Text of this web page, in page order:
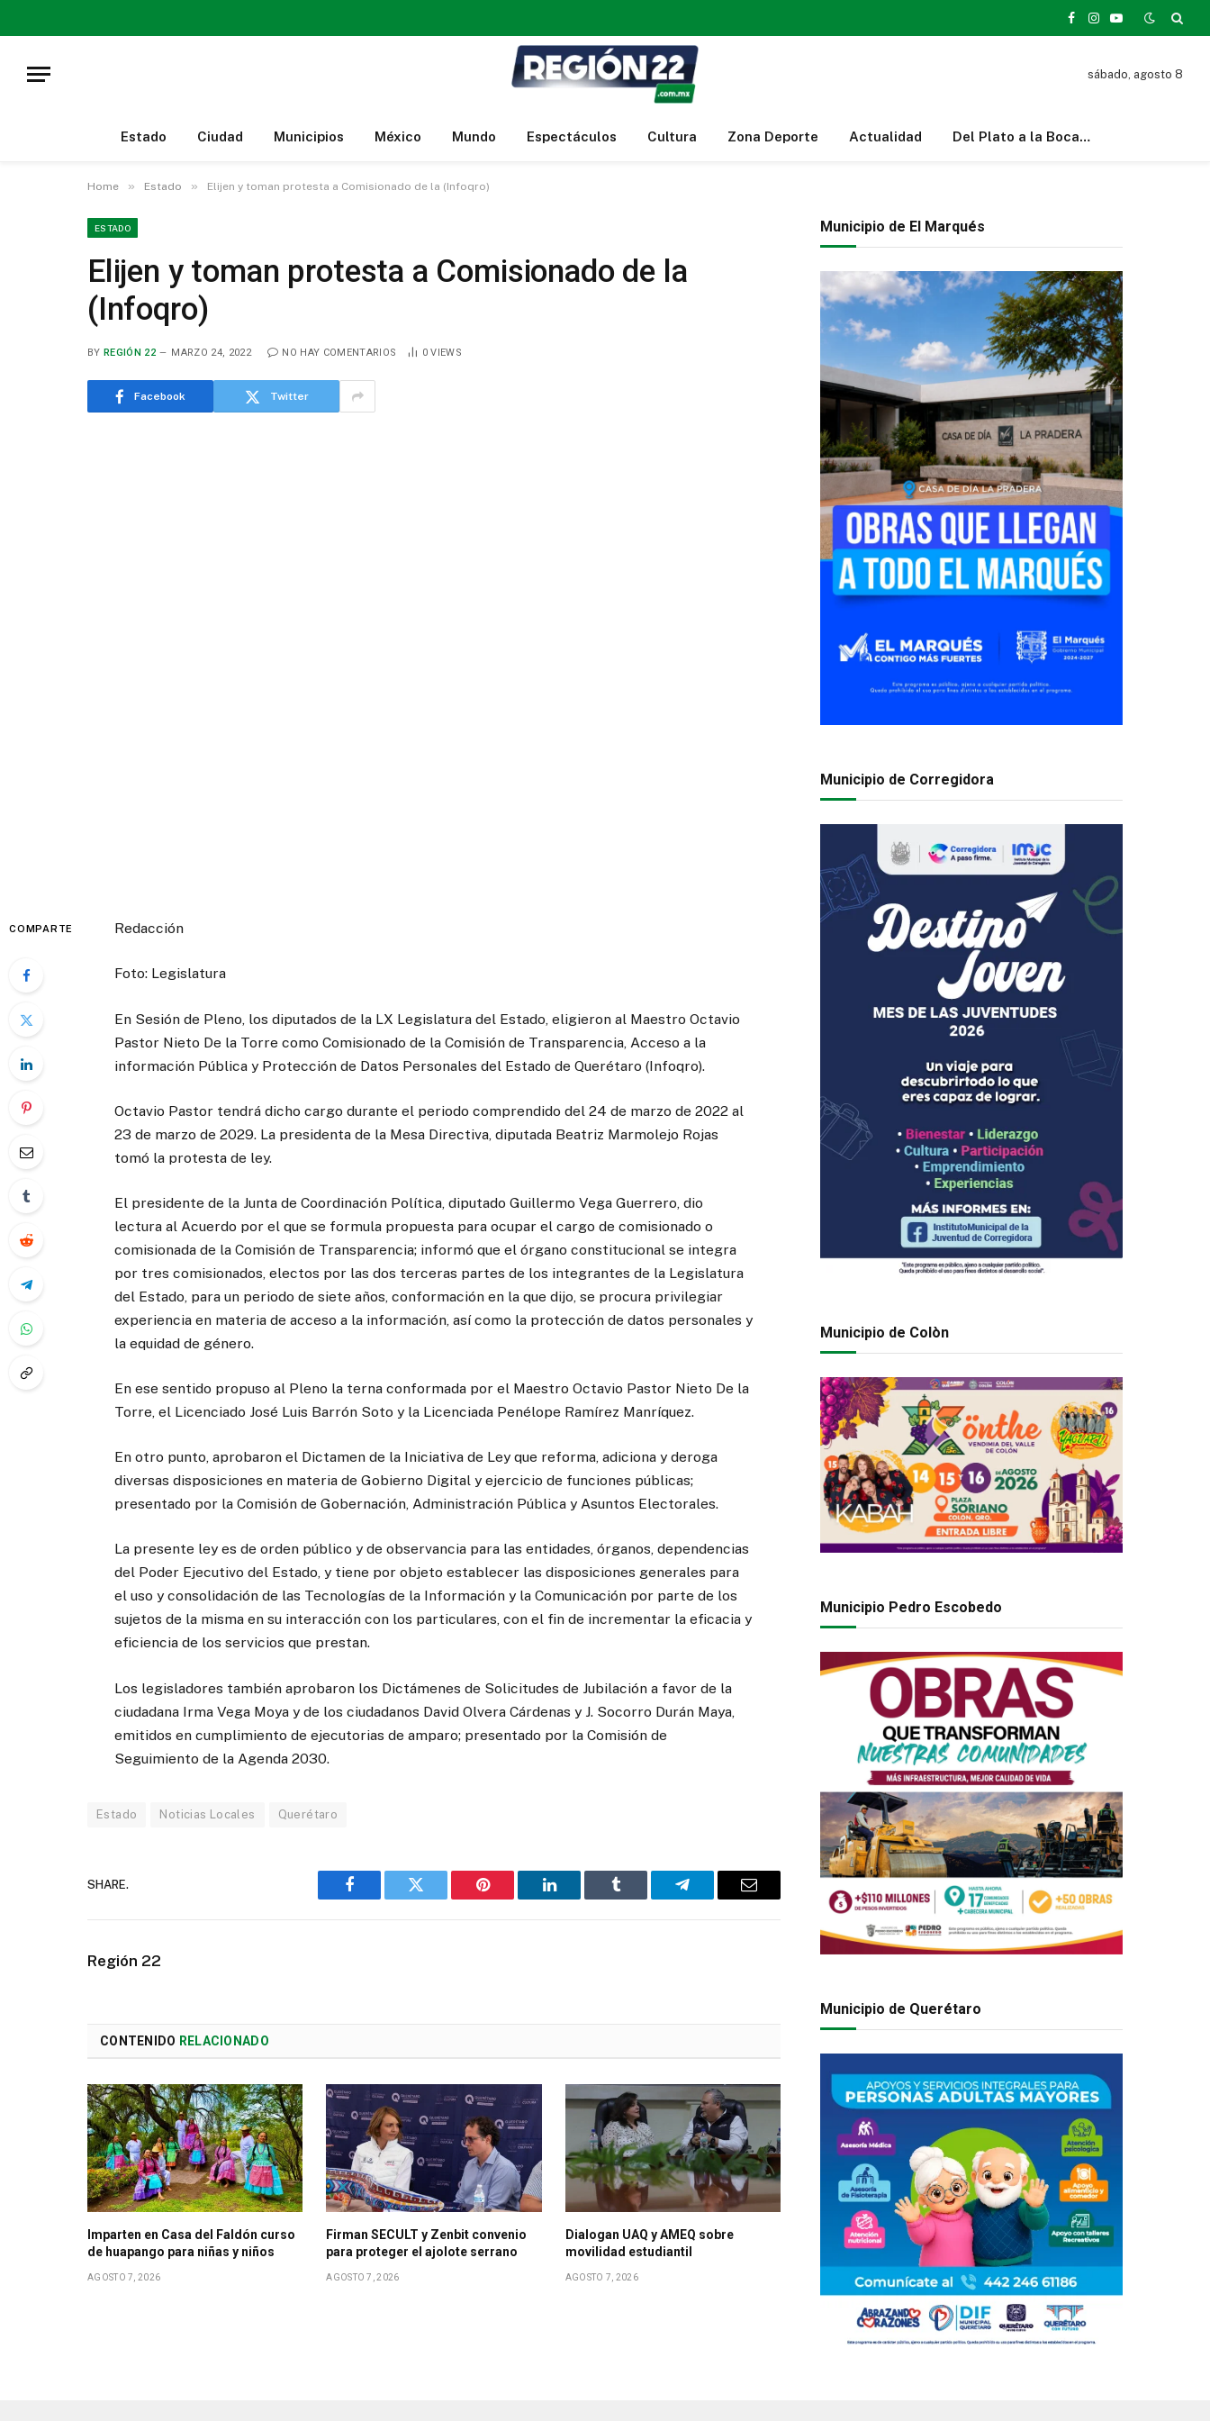
Facebook
Instagram
YouTube
sábado, agosto 8
Estado Ciudad Municipios México Mundo Espectáculos Cultura Zona Deporte Actualidad Del Plato a la Boca…
Home » Estado » Elijen y toman protesta a Comisionado de la (Infoqro)
ESTADO
Elijen y toman protesta a Comisionado de la
(Infoqro)
BY REGIÓN 22 MARZO 24, 2022 NO HAY COMENTARIOS 0VIEWS
Facebook Twitter
COMPARTE Redacción
Foto: Legislatura
En Sesión de Pleno, los diputados de la LX Legislatura del Estado, eligieron al Maestro Octavio
Pastor Nieto De la Torre como Comisionado de la Comisión de Transparencia, Acceso a la
información Pública y Protección de Datos Personales del Estado de Querétaro (Infoqro).
Octavio Pastor tendrá dicho cargo durante el periodo comprendido del 24 de marzo de 2022 al
23 de marzo de 2029. La presidenta de la Mesa Directiva, diputada Beatriz Marmolejo Rojas
tomó la protesta de ley.
El presidente de la Junta de Coordinación Política, diputado Guillermo Vega Guerrero, dio
lectura al Acuerdo por el que se formula propuesta para ocupar el cargo de comisionado o
comisionada de la Comisión de Transparencia; informó que el órgano constitucional se integra
por tres comisionados, electos por las dos terceras partes de los integrantes de la Legislatura
del Estado, para un periodo de siete años, conformación en la que dijo, se procura privilegiar
experiencia en materia de acceso a la información, así como la protección de datos personales y
la equidad de género.
En ese sentido propuso al Pleno la terna conformada por el Maestro Octavio Pastor Nieto De la
Torre, el Licenciado José Luis Barrón Soto y la Licenciada Penélope Ramírez Manríquez.
En otro punto, aprobaron el Dictamen de la Iniciativa de Ley que reforma, adiciona y deroga
diversas disposiciones en materia de Gobierno Digital y ejercicio de funciones públicas;
presentado por la Comisión de Gobernación, Administración Pública y Asuntos Electorales.
La presente ley es de orden público y de observancia para las entidades, órganos, dependencias
del Poder Ejecutivo del Estado, y tiene por objeto establecer las disposiciones generales para
el uso y consolidación de las Tecnologías de la Información y la Comunicación por parte de los
sujetos de la misma en su interacción con los particulares, con el fin de incrementar la eficacia y
eficiencia de los servicios que prestan.
Los legisladores también aprobaron los Dictámenes de Solicitudes de Jubilación a favor de la
ciudadana Irma Vega Moya y de los ciudadanos David Olvera Cárdenas y J. Socorro Durán Maya,
emitidos en cumplimiento de ejecutorias de amparo; presentado por la Comisión de
Seguimiento de la Agenda 2030.
Estado Noticias Locales Querétaro
SHARE.
Facebook Twitter Pinterest LinkedIn Tumblr Telegram Email
Región 22
CONTENIDO RELACIONADO
Imparten en Casa del Faldón curso
de huapango para niñas y niños
AGOSTO 7, 2026
Firman SECULT y Zenbit convenio
para proteger el ajolote serrano
AGOSTO 7, 2026
Dialogan UAQ y AMEQ sobre
movilidad estudiantil
AGOSTO 7, 2026
Municipio de El Marqués
Municipio de Corregidora
Municipio de Colòn
Municipio Pedro Escobedo
Municipio de Querétaro